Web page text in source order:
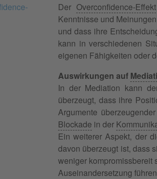
Der Overconfidence-Effekt
Kenntnisse und
und dass ihre
kann in verschiedenen
eigenen Fähigkeiten oder
Auswirkungen auf
In der Mediation kann
überzeugt, dass ihre
Argumente
Blockade in der
Ein weiterer Aspekt, der
davon überzeugt ist, dass
weniger kompromissbereit
Auseinandersetzung